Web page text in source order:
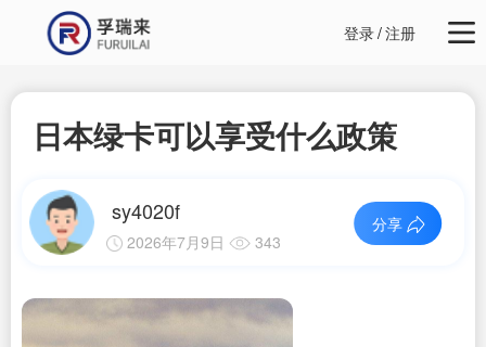
登录/注册
日本绿卡可以享受什么政策
sy4020f
2026年7月9日 343
分享